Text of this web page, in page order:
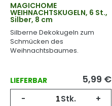
MAGICHOME
WEIHNACHTSKUGELN, 6 St.,
Silber, 8 cm
Silberne Dekokugeln zum
Schmücken des
Weihnachtsbaumes.
LIEFERBAR 5,99 €
- Stk. +